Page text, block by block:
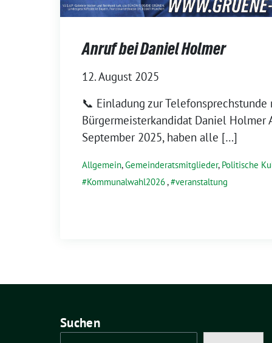
Anruf bei Daniel Holmer
12. August 2025
📞 Einladung zur Telefonsprechstunde
Bürgermeisterkandidat Daniel Holmer
September 2025, haben alle […]
Allgemein,Gemeinderatsmitglieder, Politische
Kommunalwahl2026, veranstaltung
Suchen